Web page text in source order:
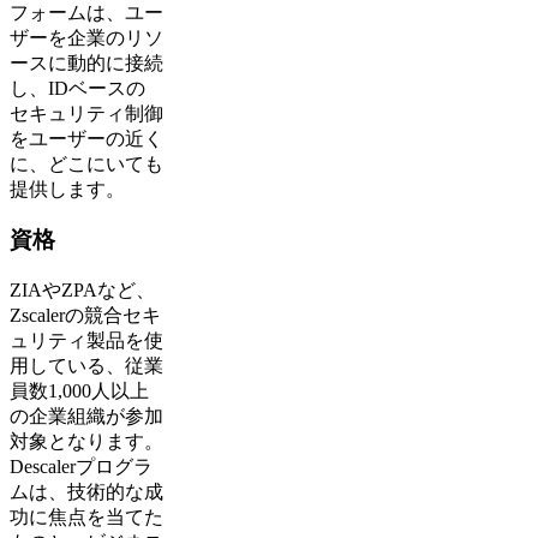
フォームは、ユー
ザーを企業のリソ
ースに動的に接続
し、IDベースの
セキュリティ制御
をユーザーの近く
に、どこにいても
提供します。
資格
ZIAやZPAなど、
Zscalerの競合セキ
ュリティ製品を使
用している、従業
員数1,000人以上
の企業組織が参加
対象となります。
Descalerプログラ
ムは、技術的な成
功に焦点を当てた